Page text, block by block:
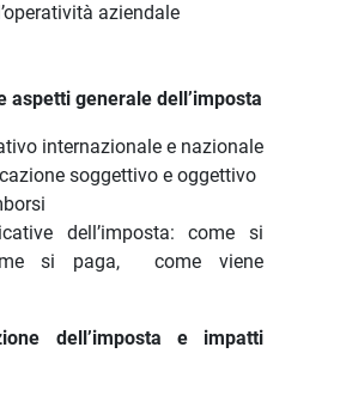
aziendale
aspetti generale dell’imposta
internazionale e nazionale
soggettivo e oggettivo
dell’imposta: come si
si paga, come viene
dell’imposta e impatti